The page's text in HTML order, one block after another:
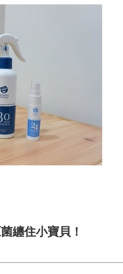
纏住小寶貝！